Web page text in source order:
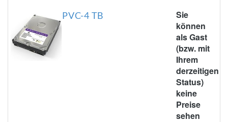
PVC-4 TB
Sie
können
als Gast
(bzw. mit
Ihrem
derzeitigen
Status)
keine
Preise
sehen